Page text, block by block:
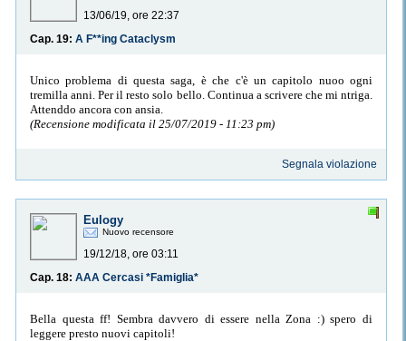
13/06/19, ore 22:37
Cap. 19: A F**ing Cataclysm
Unico problema di questa saga, è che c'è un capitolo nuoo ogni
tremilla anni. Per il resto solo bello. Continua a scrivere che mi ntriga.
Attenddo ancora con ansia.
(Recensione modificata il 25/07/2019 - 11:23 pm)
Segnala violazione
Eulogy
Nuovo recensore
19/12/18, ore 03:11
Cap. 18: AAA Cercasi *Famiglia*
Bella questa ff! Sembra davvero di essere nella Zona :) spero di
leggere presto nuovi capitoli!